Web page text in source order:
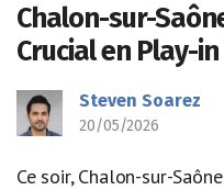
Chalon-sur-
Crucial en Play-
Steven Soarez
20/05/2026
Ce soir, Chalon-sur-